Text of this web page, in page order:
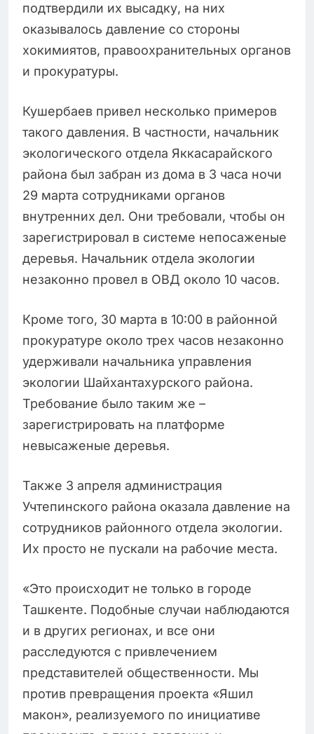
подтвердили их высадку, на них
оказывалось давление со стороны
хокимиятов, правоохранительных органов
и прокуратуры.
Кушербаев привел несколько примеров
такого давления. В частности, начальник
экологического отдела Яккасарайского
района был забран из дома в 3 часа ночи
29 марта сотрудниками органов
внутренних дел. Они требовали, чтобы он
зарегистрировал в системе непосаженые
деревья. Начальник отдела экологии
незаконно провел в ОВД около 10 часов.
Кроме того, 30 марта в 10:00 в районной
прокуратуре около трех часов незаконно
удерживали начальника управления
экологии Шайхантахурского района.
Требование было таким же –
зарегистрировать на платформе
невысаженые деревья.
Также 3 апреля администрация
Учтепинского района оказала давление на
сотрудников районного отдела экологии.
Их просто не пускали на рабочие места.
«Это происходит не только в городе
Ташкенте. Подобные случаи наблюдаются
и в других регионах, и все они
расследуются с привлечением
представителей общественности. Мы
против превращения проекта «Яшил
макон», реализуемого по инициативе